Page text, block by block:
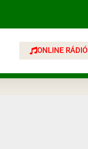
ONLINE RÁDIÓ